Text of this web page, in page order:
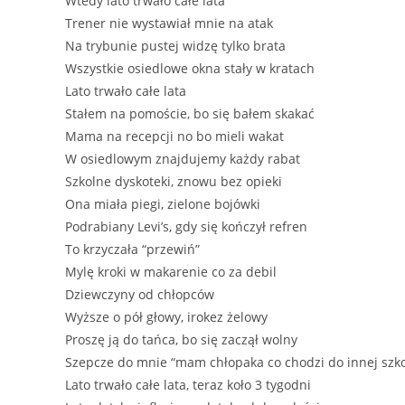
Trener nie wystawiał mnie na atak
Na trybunie pustej widzę tylko brata
Wszystkie osiedlowe okna stały w kratach
Lato trwało całe lata
Stałem na pomoście, bo się bałem skakać
Mama na recepcji no bo mieli wakat
W osiedlowym znajdujemy każdy rabat
Szkolne dyskoteki, znowu bez opieki
Ona miała piegi, zielone bojówki
Podrabiany Levi’s, gdy się kończył refren
To krzyczała “przewiń”
Mylę kroki w makarenie co za debil
Dziewczyny od chłopców
Wyższe o pół głowy, irokez żelowy
Proszę ją do tańca, bo się zaczął wolny
Szepcze do mnie “mam chłopaka co chodzi do innej
Lato trwało całe lata, teraz koło 3 tygodni